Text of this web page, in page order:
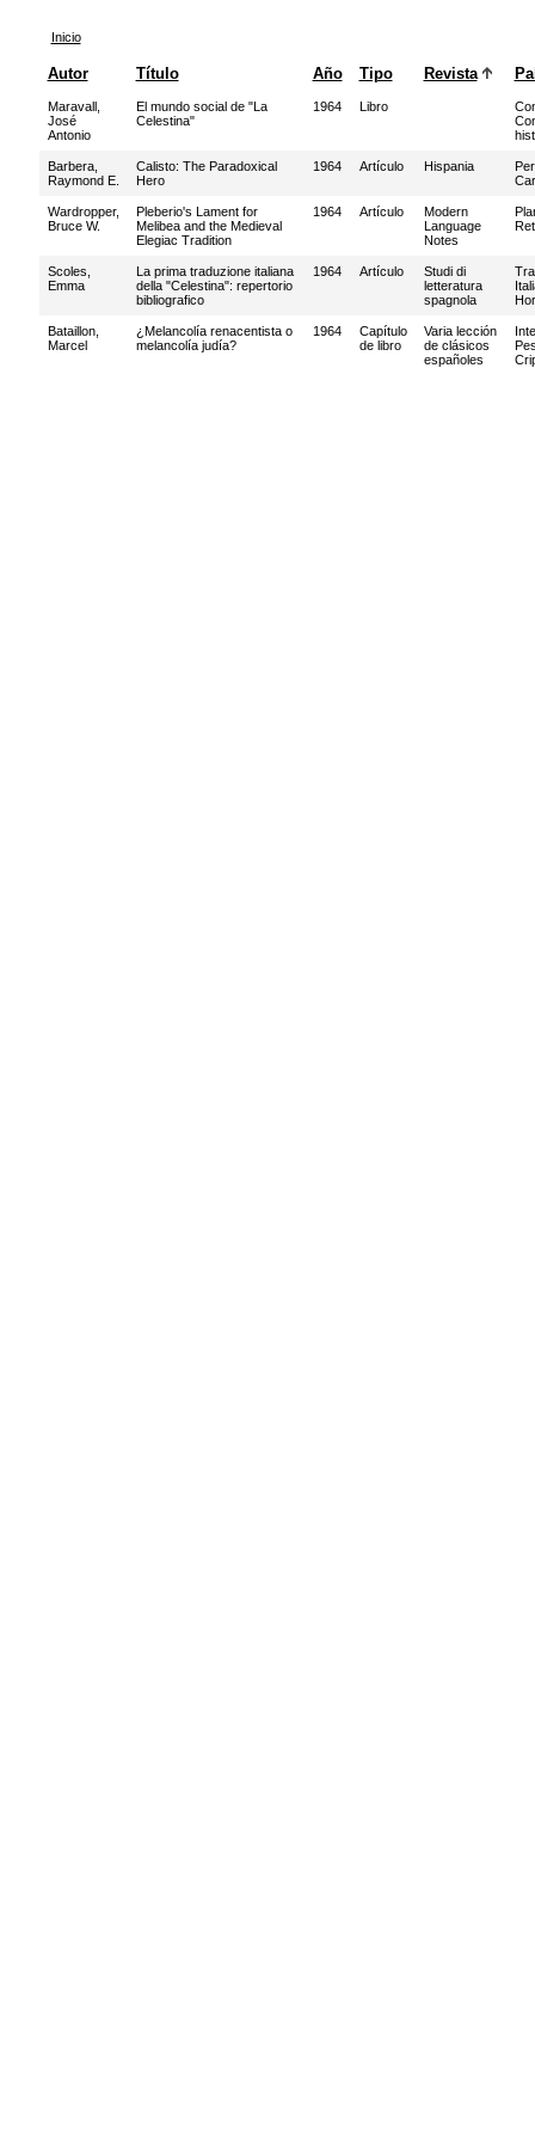
Inicio
Autor Título Año Tipo Revista
Maravall,
José
Antonio
El mundo social de "La
Celestina"
1964 Libro
Barbera,
Raymond E.
Calisto: The Paradoxical
Hero
1964 Artículo Hispania
Wardropper,
Bruce W.
Pleberio's Lament for
Melibea and the Medieval
Elegiac Tradition
1964 Artículo
Modern
Language
Notes
Scoles,
Emma
La prima traduzione italiana
della "Celestina": repertorio
bibliografico
1964 Artículo
Studi di
letteratura
spagnola
Bataillon,
Marcel
¿Melancolía renacentista o
melancolía judía?
1964
Capítulo
de libro
Varia lección
de clásicos
españoles